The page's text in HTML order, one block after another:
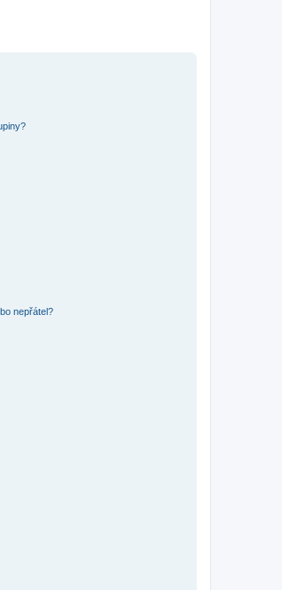
nepřátel?